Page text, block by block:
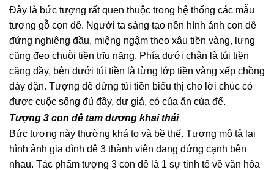
Đây là bức tượng rất quen thuộc trong hệ thống các mẫu
tượng gỗ con dê. Người ta sáng tạo nên hình ảnh con dê
đứng nghiêng đầu, miệng ngậm theo xâu tiền vàng, lưng
cũng đeo chuỗi tiền trĩu nặng. Phía dưới chân là túi tiền
căng đầy, bên dưới túi tiền là từng lớp tiền vàng xếp chồng
dày dặn. Tượng dê đứng túi tiền biểu thị cho lời chúc có
được cuộc sống đủ đầy, dư giả, có của ăn của để.
Tượng 3 con dê tam dương khai thái
Bức tượng này thường khá to và bề thế. Tượng mô tả lại
hình ảnh gia đình dê 3 thành viên đang đứng cạnh bên
nhau. Tác phẩm tượng 3 con dê là 1 sự tinh tế về văn hóa